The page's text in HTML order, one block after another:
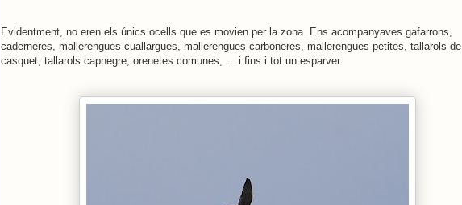
Evidentment, no eren els únics ocells que es movien per la zona. Ens acompanyaves gafarrons,
caderneres, mallerengues cuallargues, mallerengues carboneres, mallerengues petites, tallarols de
casquet, tallarols capnegre, orenetes comunes, ... i fins i tot un esparver.